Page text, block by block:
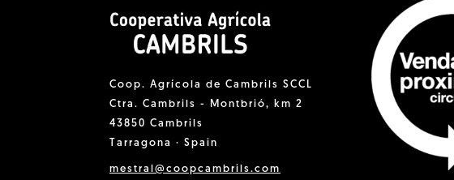
Coop. Agrícola de Cambrils SCCL
Ctra. Cambrils - Montbrió, km 2
43850 Cambrils
Tarragona · Spain
mestral@coopcambrils.com